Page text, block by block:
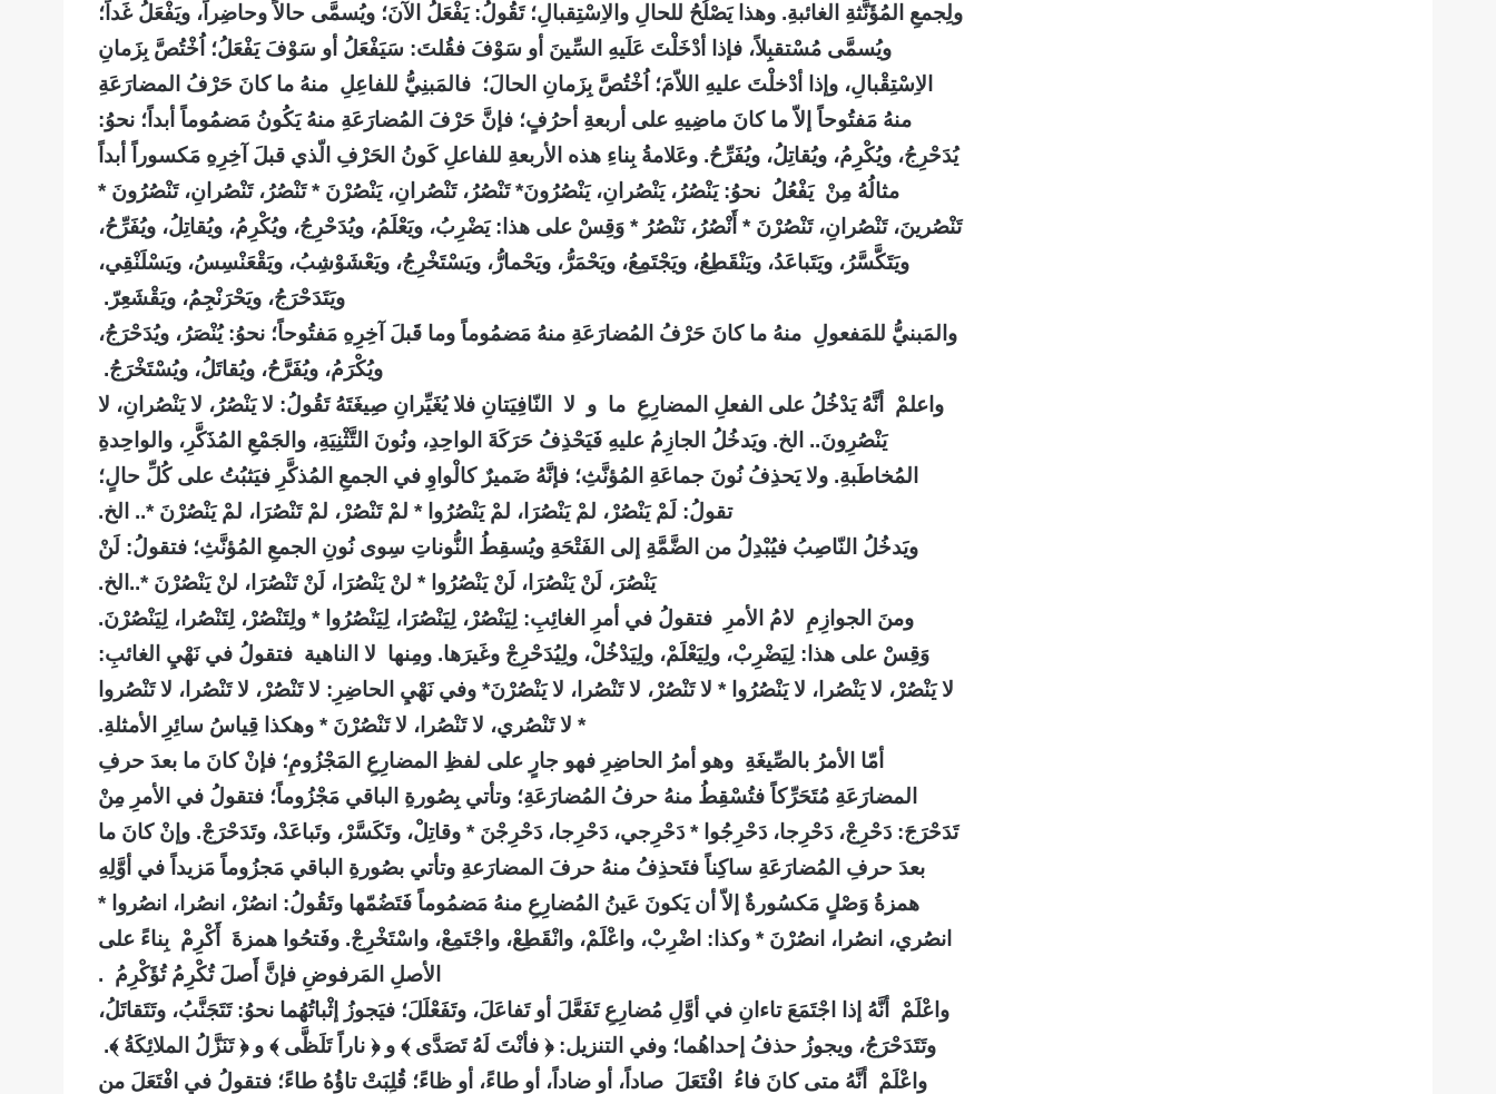
ولِجمعِ المُؤَنَّثةِ الغائبةِ. وهذا يَصْلُحُ للحالِ والاِسْتِقبالِ؛ تَقُولُ: يَفْعَلُ الآنَ؛ ويُسمَّى حالاً وحاضِراً، ويَفْعَلُ غَداً؛
ويُسمَّى مُسْتقبِلاً، فإذا أدْخَلْتَ عَلَيهِ السِّينَ أو سَوْفَ فقُلتَ: سَيَفْعَلُ أو سَوْفَ يَفْعَلُ؛ اُخْتُصَّ بِزَمانِ
الاِسْتِقْبالِ، وإذا أدْخلْتَ عليهِ اللاّمَ؛ اُخْتُصَّ بِزَمانِ الحالَ؛ فالمَبنِيُّ للفاعِلِ منهُ ما كانَ حَرْفُ المضارَعَةِ
منهُ مَفتُوحاً إلاّ ما كانَ ماضِيهِ على أربعةِ أحرُفٍ؛ فإنَّ حَرْفَ المُضارَعَةِ منهُ يَكُونُ مَضمُوماً أبداً؛ نحوُ:
يُدَحْرِجُ، ويُكْرِمُ، ويُقاتِلُ، ويُفَرِّحُ. وعَلامةُ بِناءِ هذه الأربعةِ للفاعلِ كَونُ الحَرْفِ الّذي قبلَ آخِرِهِ مَكسوراً أبداً
مثالُهُ مِنْ يَفْعُلُ نحوُ: يَنْصُرُ، يَنْصُرانِ، يَنْصُرُونَ* تَنْصُرُ، تَنْصُرانِ، يَنْصُرْنَ * تَنْصُرُ، تَنْصُرانِ، تَنْصُرُونَ *
تَنْصُرينَ، تَنْصُرانِ، تَنْصُرْنَ * أَنْصُرُ، نَنْصُرُ * وَقِسْ على هذا: يَضْرِبُ، ويَعْلَمُ، ويُدَحْرِجُ، ويُكْرِمُ، ويُقاتِلُ، ويُفَرِّحُ،
ويَتَكَّسَّرُ، ويَتَباعَدُ، ويَنْقَطِعُ، ويَجْتَمِعُ، ويَحْمَرُّ، ويَحْمارُّ، ويَسْتَخْرِجُ، ويَعْشَوْشِبُ، ويَقْعَنْسِسُ، ويَسْلَنْقِي،
ويَتَدَحْرَجُ، ويَحْرَنْجِمُ، ويَقْشَعِرّ.
والمَبنيُّ للمَفعولِ منهُ ما كانَ حَرْفُ المُضارَعَةِ منهُ مَضمُوماً وما قَبلَ آخِرِهِ مَفتُوحاً؛ نحوُ: يُنْصَرُ، ويُدَحْرَجُ،
ويُكْرَمُ، ويُفَرَّحُ، ويُقاتَلُ، ويُسْتَخْرَجُ.
واعلمْ أنَّهُ يَدْخُلُ على الفعلِ المضارِعِ ما و لا النّافِيَتانِ فلا يُغَيِّرانِ صِيغَتَهُ تَقُولُ: لا يَنْصُرُ، لا يَنْصُرانِ، لا
يَنْصُرِونَ.. الخ. ويَدخُلُ الجازِمُ عليهِ فَيَحْذِفُ حَرَكَةَ الواحِدِ، ونُونَ التَّثْنِيَةِ، والجَمْعِ المُذَكَّرِ، والواحِدةِ
المُخاطَبةِ. ولا يَحذِفُ نُونَ جماعَةِ المُؤنَّثِ؛ فإنَّهُ ضَميرٌ كالْواوِ في الجمعِ المُذكَّرِ فيَثبُتُ على كُلِّ حالٍ؛
تقولُ: لَمْ يَنْصُرْ، لمْ يَنْصُرَا، لمْ يَنْصُرُوا * لمْ تَنْصُرْ، لمْ تَنْصُرَا، لمْ يَنْصُرْنَ *.. الخ.
ويَدخُلُ النّاصِبُ فيُبْدِلُ من الضَّمَّةِ إلى الفَتْحَةِ ويُسقِطُ النُّوناتِ سِوى نُونِ الجمعِ المُؤنَّثِ؛ فتقولُ: لَنْ
يَنْصُرَ، لَنْ يَنْصُرَا، لَنْ يَنْصُرُوا * لنْ يَنْصُرَا، لَنْ تَنْصُرَا، لنْ يَنْصُرْنَ *..الخ.
ومنَ الجوازِمِ لامُ الأمرِ فتقولُ في أمرِ الغائِبِ: لِيَنْصُرْ، لِيَنْصُرَا، لِيَنْصُرُوا * ولِتَنْصُرْ، لِتَنْصُرا، لِيَنْصُرْنَ.
وَقِسْ على هذا: لِيَضْرِبْ، ولِيَعْلَمْ، ولِيَدْخُلْ، ولِيُدَحْرِجْ وغَيرَها. ومِنها لا الناهية فتقولُ في نَهْيِ الغائبِ:
لا يَنْصُرْ، لا يَنْصُرا، لا يَنْصُرُوا * لا تَنْصُرْ، لا تَنْصُرا، لا يَنْصُرْنَ*وفي نَهْيِ الحاضِرِ: لا تَنْصُرْ، لا تَنْصُرا، لا تَنْصُروا
* لا تَنْصُري، لا تَنْصُرا، لا تَنْصُرْنَ * وهكذا قِياسُ سائِرِ الأمثلةِ.
أمّا الأمرُ بالصِّيغَةِ وهو أمرُ الحاضِرِ فهو جارٍ على لفظِ المضارِعِ المَجْزُومِ؛ فإنْ كانَ ما بعدَ حرفِ
المضارَعَةِ مُتَحَرِّكاً فتُسْقِطُ منهُ حرفُ المُضارَعَةِ؛ وتأتي بِصُورةِ الباقي مَجْزُوماً؛ فتقولُ في الأمرِ مِنْ
تَدَحْرَجَ: دَحْرِجْ، دَحْرِجا، دَحْرِجُوا * دَحْرِجي، دَحْرِجا، دَحْرِجْنَ *وقاتِلْ، وتَكَسَّرْ، وتَباعَدْ، وتَدَحْرَجْ. وإنْ كانَ ما
بعدَ حرفِ المُضارَعَةِ ساكِناً فتَحذِفُ منهُ حرفَ المضارَعةِ وتأتي بصُورةِ الباقي مَجزُوماً مَزيداً في أوَّلِهِ
همزةُ وَصْلٍ مَكسُورةٌ إلاّ أن يَكونَ عَينُ المُضارِعِ منهُ مَضمُوماً فَتَضُمّها وتَقُولُ: انصُرْ، انصُرا، انصُروا *
انصُري، انصُرا، انصُرْنَ * وكذا : اضْرِبْ، واعْلَمْ، وانْقَطِعْ، واجْتَمِعْ، واسْتَخْرِجْ. وفَتحُوا همزةَ
أَكْرِمْ بِناءً على
الأصلِ المَرفوضِ فإنَّ أَصلَ تُكْرِمُ تُؤَكْرِمُ .
واعْلَمْ أنَّهُ إذا اجْتَمَعَ تاءانِ في أوَّلِ مُضارِعِ تَفَعَّلَ أو تَفاعَلَ، وتَفَعْلَلَ؛ فيَجوزُ إثْباتُهُما نحوُ: تَتَجَنَّبُ، وتَتَقاتَلُ،
وتَتَدَحْرَجُ، ويجوزُ حذفُ إحداهُما؛ وفي التنزيل: ﴿ فأنْتَ لَهُ تَصَدَّى ﴾ و ﴿ ناراً تَلَظَّى ﴾ و ﴿ تَنَزَّلُ الملائِكَةُ ﴾.
واعْلَمْ أنَّهُ متى كانَ فاءُ
افْتَعَلَ صاداً، أو ضاداً، أو طاءً، أو ظاءً؛ قُلِبَتْ تاؤُهُ طاءً؛ فتقولُ في افْتَعَلَ من